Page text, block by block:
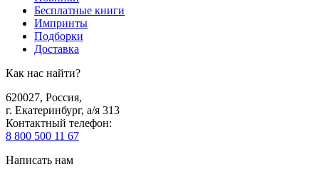
Бесплатные книги
Импринты
Подборки
Доставка
Как нас найти?
620027, Россия,
г. Екатеринбург, а/я 313
Контактный телефон:
8 800 500 11 67
Написать нам